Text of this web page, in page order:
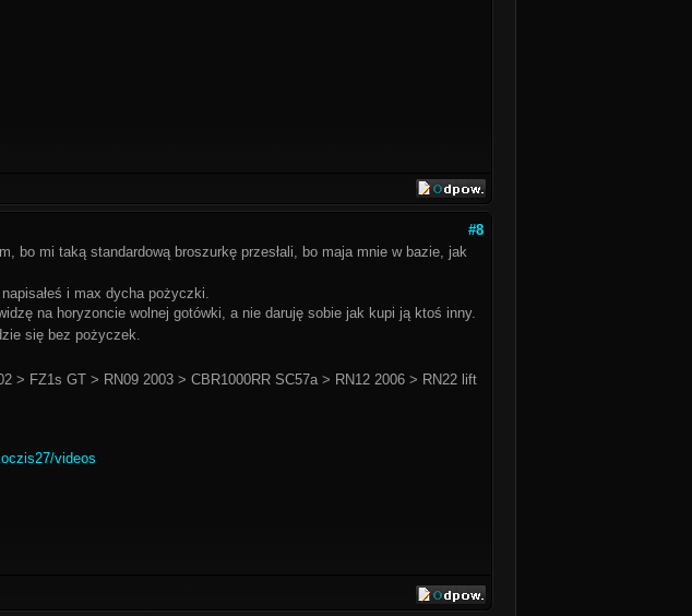
#8
bo mi taką standardową broszurkę przesłali, bo maja mnie w bazie, jak
i max dycha pożyczki.
na horyzoncie wolnej gotówki, a nie daruję sobie jak kupi ją ktoś inny.
się bez pożyczek.
> FZ1s GT > RN09 2003 > CBR1000RR SC57a > RN12 2006 > RN22 lift
videos